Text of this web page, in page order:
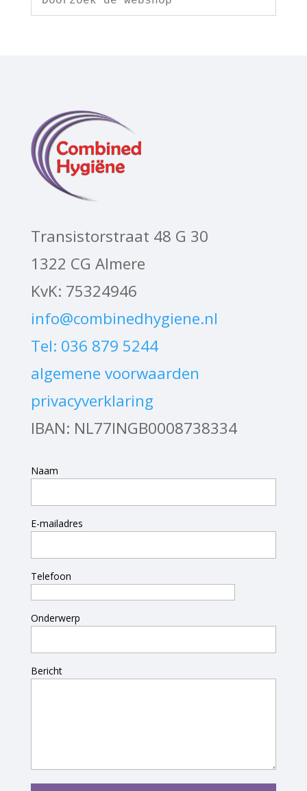
Transistorstraat 48 G 30
1322 CG Almere
KvK: 75324946
info@combinedhygiene.nl
Tel: 036 879 5244
algemene voorwaarden
privacyverklaring
IBAN: NL77INGB0008738334
Naam
E-mailadres
Telefoon
Onderwerp
Bericht